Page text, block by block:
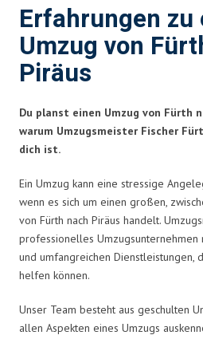
Erfahrungen zu
Umzug von
Piräus
Du planst einen Umzug von Fürth
warum Umzugsmeister Fischer
dich ist.
Ein Umzug kann eine stressige
wenn es sich um einen großen,
von Fürth nach Piräus handelt.
professionelles Umzugsunternehmen
und umfangreichen Dienstleistungen,
helfen können.
Unser Team besteht aus geschulten
allen Aspekten eines Umzugs